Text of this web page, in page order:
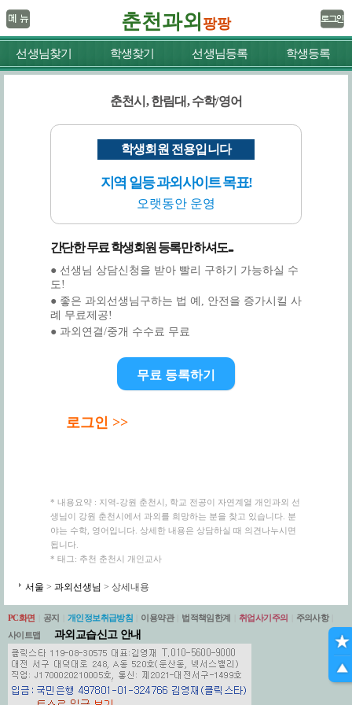
춘천과외 팡팡
선생님찾기 학생찾기 선생님등록 학생등록
춘천시, 한림대, 수학/영어
학생회원 전용입니다
지역 일등 과외사이트 목표!
오랫동안 운영
간단한 무료 학생회원 등록만 하셔도...
● 선생님 상담신청을 받아 빨리 구하기 가능하실 수
도!
● 좋은 과외선생님구하는 법 예, 안전을 증가시킬 사
례 무료제공!
● 과외연결/중개 수수료 무료
무료 등록하기
로그인 >>
* 내용요약 : 지역-강원 춘천시, 학교 전공이 자연계열 개인과외 선
생님이 강원 춘천시에서 과외를 희망하는 분을 찾고 있습니다. 분
야는 수학, 영어입니다. 상세한 내용은 상담하실 때 의견나누시면
됩니다.
* 태그: 추천 춘천시 개인교사
서울 > 과외선생님 > 상세내용
PC화면 공지 개인정보취급방침 이용약관 법적책임한계 취업사기주의 주의사항
사이트맵
과외교습신고 안내